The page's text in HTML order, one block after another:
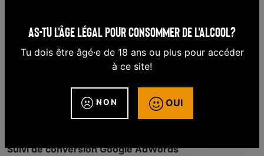
exemple impossible pour les smartphones, vous
pouvez également empêcher l’enregistrement via
cookie de désactivation permet d’empêcher
l’enregistrement de vos données lors de la prochaine
Suivi de conversion Google AdWords
As-tu l'âge légal pour consommer de l'alcool?
Tu dois être âgé·e de 18 ans ou plus pour accéder
à ce site!
NON OUI